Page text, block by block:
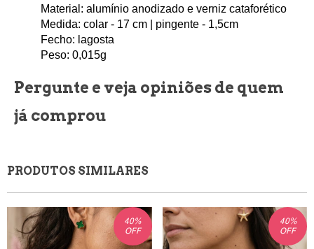
Material: alumínio anodizado e verniz cataforético
Medida: colar - 17 cm | pingente - 1,5cm
Fecho: lagosta
Peso: 0,015g
Pergunte e veja opiniões de quem
já comprou
PRODUTOS SIMILARES
40%
OFF
40%
OFF